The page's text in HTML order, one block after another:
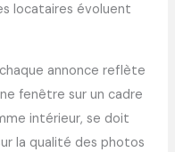
locataires évoluent
annonce reflète
fenêtre sur un cadre
intérieur, se doit
la qualité des photos